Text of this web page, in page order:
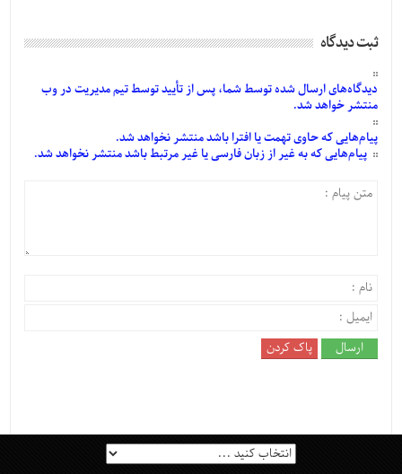
ثبت دیدگاه
دیدگاه‌هایارسالشدهتوسط شما، پس ازتأییدتوسط تیم مدیریت در وب
منتشر خواهد شد.
پیام‌هاییکه حاوی تهمت یا افترا باشد منتشر نخواهد شد.
پیام‌هاییکه به غیر از زبان فارسی یا غیر مرتبط باشد منتشر نخواهد شد.